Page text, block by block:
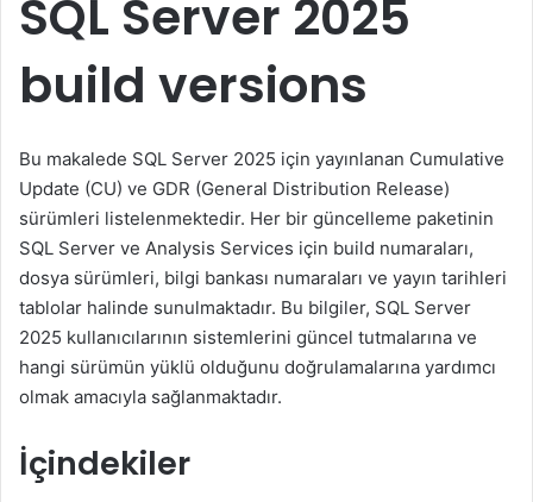
SQL Server 2025
build versions
Bu makalede SQL Server 2025 için yayınlanan Cumulative
Update (CU) ve GDR (General Distribution Release)
sürümleri listelenmektedir. Her bir güncelleme paketinin
SQL Server ve Analysis Services için build numaraları,
dosya sürümleri, bilgi bankası numaraları ve yayın tarihleri
tablolar halinde sunulmaktadır. Bu bilgiler, SQL Server
2025 kullanıcılarının sistemlerini güncel tutmalarına ve
hangi sürümün yüklü olduğunu doğrulamalarına yardımcı
olmak amacıyla sağlanmaktadır.
İçindekiler